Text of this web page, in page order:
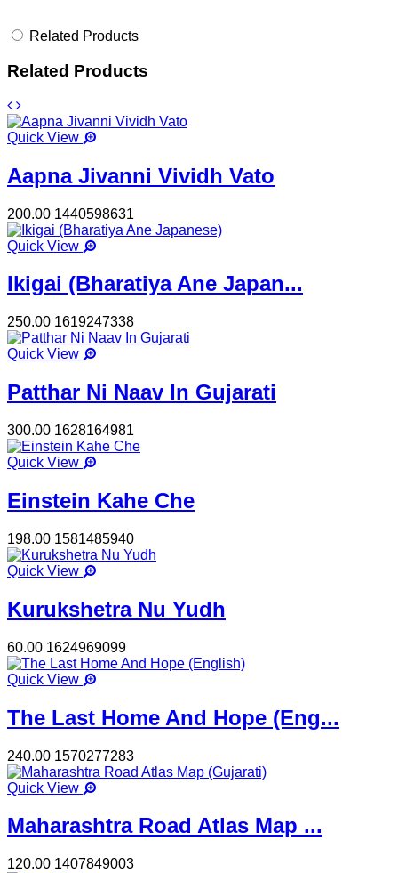
Related Products
Related Products
Quick View
Aapna Jivanni Vividh Vato
200.00 1440598631
Quick View
Ikigai (Bharatiya Ane Japan...
250.00 1619247338
Quick View
Patthar Ni Naav In Gujarati
300.00 1628164981
Quick View
Einstein Kahe Che
198.00 1581485940
Quick View
Kurukshetra Nu Yudh
60.00 1624969099
Quick View
The Last Home And Hope (Eng...
240.00 1570277283
Quick View
Maharashtra Road Atlas Map ...
120.00 1407849003